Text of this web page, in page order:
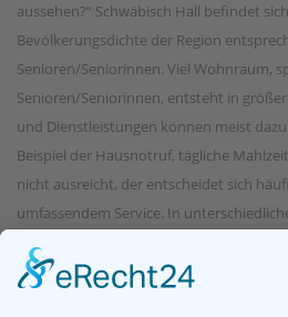
aussehen?“ Schwäbisch Hall befindet
Bevölkerungsdichte der Region
Senioren/Seniorinnen. Viel Wohnraum,
Senioren/Seniorinnen, entsteht in
und Dienstleistungen können meist
Beispiel der Hausnotruf, tägliche
nicht ausreicht, der entscheidet sich
umfassendem Service. In
lebenswerter machen, geboten. Eine